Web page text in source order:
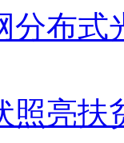
分布式
照亮扶